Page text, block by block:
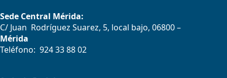
Sede Central Mérida:
C/ Juan Rodríguez Suarez, 5, local bajo, 06800 –
Mérida
Teléfono: 924 33 88 02